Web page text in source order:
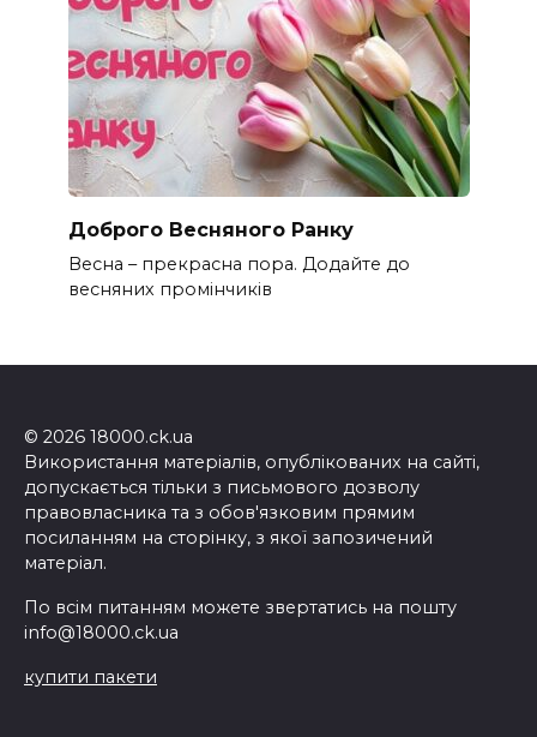
Доброго Весняного Ранку
Весна – прекрасна пора. Додайте до
весняних промінчиків
© 2026 18000.ck.ua
Використання матеріалів, опублікованих на сайті,
допускається тільки з письмового дозволу
правовласника та з обов'язковим прямим
посиланням на сторінку, з якої запозичений
матеріал.
По всім питанням можете звертатись на пошту
info@18000.ck.ua
купити пакети